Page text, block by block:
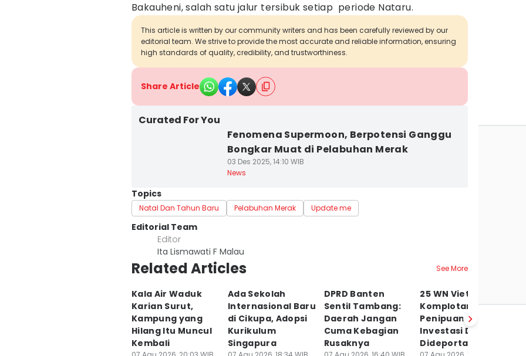
Bakauheni, salah satu jalur tersibuk setiap periode Nataru.
This article is written by our community writers and has been carefully reviewed by our
editorial team. We strive to provide the most accurate and reliable information, ensuring
high standards of quality, credibility, and trustworthiness.
Share Article
Curated For You
Fenomena Supermoon, Berpotensi Ganggu
Bongkar Muat di Pelabuhan Merak
03 Des 2025, 14:10 WIB
News
Topics
Natal Dan Tahun Baru Pelabuhan Merak Update me
Editorial Team
Editor
Ita Lismawati F Malau
Related Articles See More
Kala Air Waduk
Karian Surut,
Kampung yang
Hilang Itu Muncul
Kembali
Ada Sekolah
Internasional Baru
di Cikupa, Adopsi
Kurikulum
Singapura
DPRD Banten
Sentil Tambang:
Daerah Jangan
Cuma Kebagian
Rusaknya
25 WN Vietnam
Komplotan
Penipuan
Investasi Daring
Dideportasi